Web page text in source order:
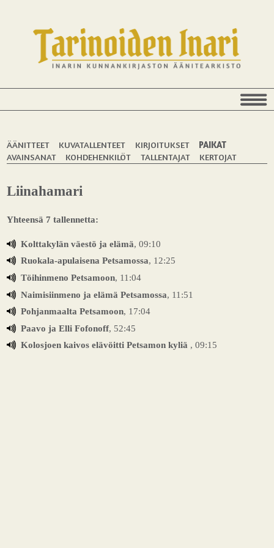
ÄÄNITTEET KUVATALLENTEET KIRJOITUKSET
PAIKAT
AVAINSANAT
KOHDEHENKILÖT TALLENTAJAT KERTOJAT
Liinahamari
Yhteensä 7 tallennetta:
Kolttakylän väestö ja elämä, 09:10
Ruokala-apulaisena Petsamossa, 12:25
Töihinmeno Petsamoon, 11:04
Naimisiinmeno ja elämä Petsamossa, 11:51
Pohjanmaalta Petsamoon, 17:04
Paavo ja Elli Fofonoff, 52:45
Kolosjoen kaivos elävöitti Petsamon kyliä , 09:15